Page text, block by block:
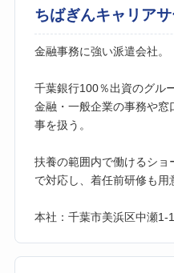
ちばぎんキャリア
金融事務に強い派遣会社。
千葉銀行100％出資のグル
金融・一般企業の事務や
事を扱う。
扶養の範囲内で働けるショ
で対応し、着任前研修も用
本社：千葉市美浜区中瀬1-